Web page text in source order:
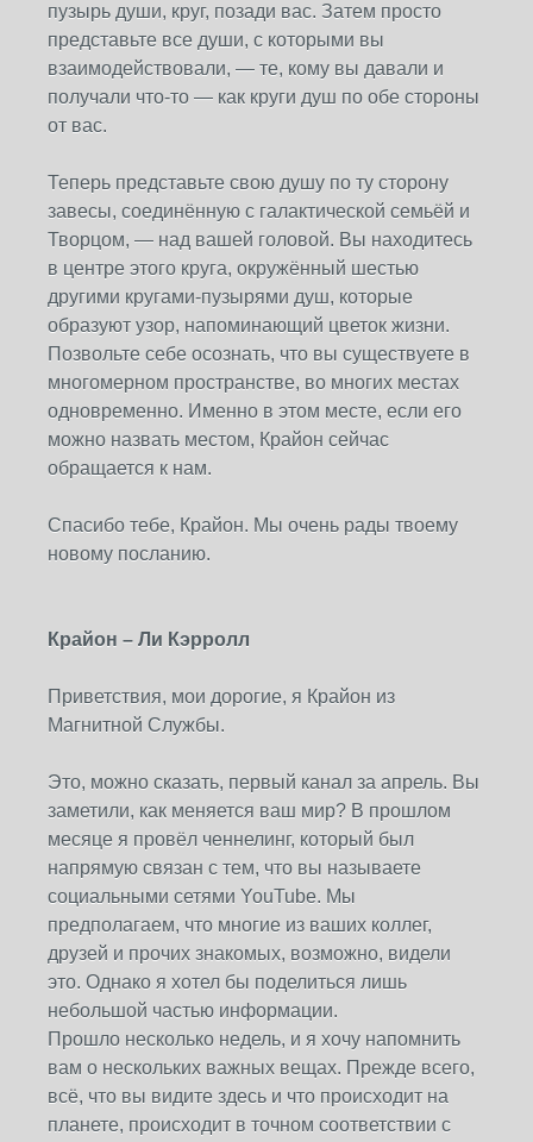
пузырь души, круг, позади вас. Затем просто
представьте все души, с которыми вы
взаимодействовали, — те, кому вы давали и
получали что-то — как круги душ по обе стороны
от вас.
Теперь представьте свою душу по ту сторону
завесы, соединённую с галактической семьёй и
Творцом, — над вашей головой. Вы находитесь
в центре этого круга, окружённый шестью
другими кругами-пузырями душ, которые
образуют узор, напоминающий цветок жизни.
Позвольте себе осознать, что вы существуете в
многомерном пространстве, во многих местах
одновременно. Именно в этом месте, если его
можно назвать местом, Крайон сейчас
обращается к нам.
Спасибо тебе, Крайон. Мы очень рады твоему
новому посланию.
Крайон – Ли Кэрролл
Приветствия, мои дорогие, я Крайон из
Магнитной Службы.
Это, можно сказать, первый канал за апрель. Вы
заметили, как меняется ваш мир? В прошлом
месяце я провёл ченнелинг, который был
напрямую связан с тем, что вы называете
социальными сетями YouTube. Мы
предполагаем, что многие из ваших коллег,
друзей и прочих знакомых, возможно, видели
это. Однако я хотел бы поделиться лишь
небольшой частью информации.
Прошло несколько недель, и я хочу напомнить
вам о нескольких важных вещах. Прежде всего,
всё, что вы видите здесь и что происходит на
планете, происходит в точном соответствии с